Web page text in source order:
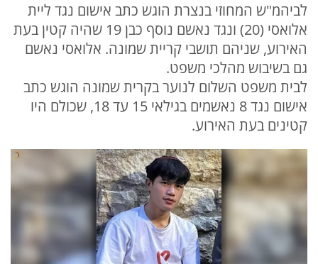
לביהמ"ש המחוזי בנצרת הוגש כתב אישום נגד ליית
אלואסי (20) ונגד נאשם נוסף כבן 19 שהיה קטין בעת
האירוע, שניהם תושבי קריית שמונה. אלואסי נאשם
גם בשיבוש מהלכי משפט.
לבית משפט השלום לנוער בקרית שמונה הוגש כתב
אישום נגד 8 נאשמים בגילאי 15 עד 18, שכולם היו
קטינים בעת האירוע.